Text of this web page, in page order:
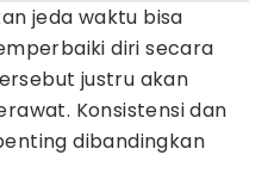
jeda waktu bisa
diri secara
justru akan
Konsistensi dan
dibandingkan